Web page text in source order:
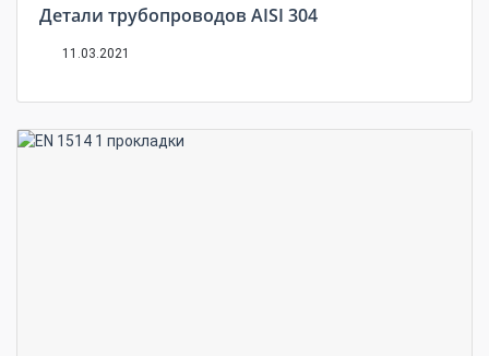
Детали трубопроводов AISI 304
11.03.2021